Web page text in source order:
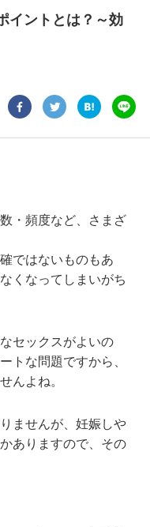
イントとは？～効
・頻度など、さまざ
ではないものもあ
くなってしまいがち
セックスがよいの
トな問題ですから、
んよね。
ませんが、妊娠しや
ありますので、その